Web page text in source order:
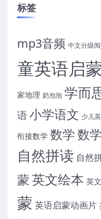
标签
mp3音频 中文分级
童英语启
家地理 奶泡泡 学而
语小学语文 少儿
衔接数学 数学数
自然拼读 自然
蒙英文绘本 英
蒙 英语启蒙动画片